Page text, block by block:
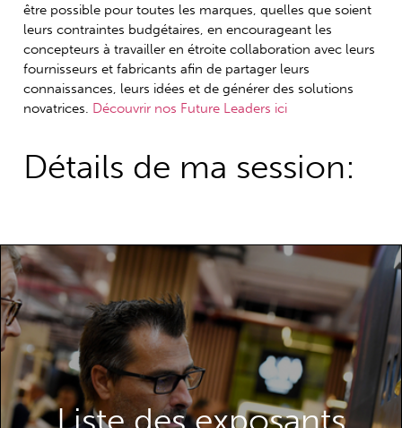
être possible pour toutes les marques, quelles que soient
leurs contraintes budgétaires, en encourageant les
concepteurs à travailler en étroite collaboration avec leurs
fournisseurs et fabricants afin de partager leurs
connaissances, leurs idées et de générer des solutions
novatrices. Découvrir nos Future Leaders ici
Détails de ma session:
Découvrez les exposants que vous pouvez
rencontrer à la Paris Packaging Week.